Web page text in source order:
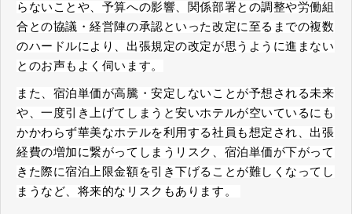
らないことや、予算への影響、関係部署との調整や労働組
合との協議・経営陣の承認といった改定に至るまでの複数
のハードルにより、出張規定の改定が思うように進まない
とのお声もよく伺います。
また、宿泊単価が高騰・安定しないことが予想される未来
や、一度引き上げてしまうと安いホテルが空いているにも
かかわらず華美なホテルを利用する社員も想定され、出張
経費の増加に繋がってしまうリスク、宿泊単価が下がって
きた際に宿泊上限金額を引き下げることが難しくなってし
まうなど、将来的なリスクもあります。